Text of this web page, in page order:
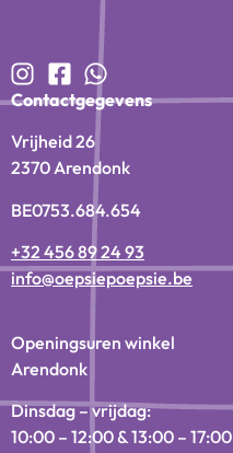
Contactgegevens
Vrijheid 26
2370 Arendonk
BE0753.684.654
+32 456 89 24 93
info@oepsiepoepsie.be
Openingsuren winkel
Arendonk
Dinsdag – vrijdag:
10:00 – 12:00 & 13:00 – 17:00